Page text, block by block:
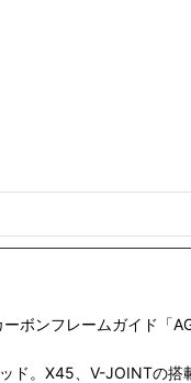
ボンフレームガイド「
ド。X45、V-JOINTの搭